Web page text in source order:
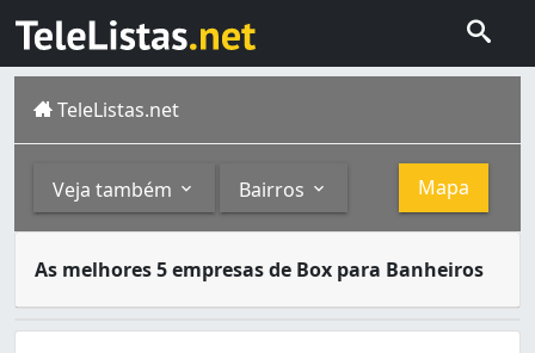
TeleListas.net
Veja também Bairros Mapa
As melhores 5 empresas de Box para Banheiros
Palmas é a capital e também a maior cidade do estado